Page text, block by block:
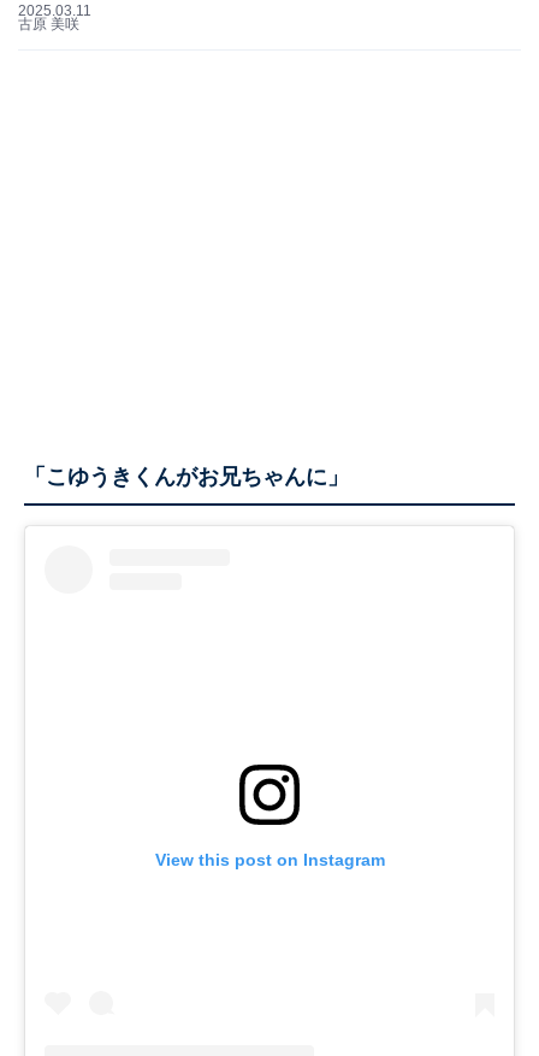
2025.03.11
古原 美咲
「こゆうきくんがお兄ちゃんに」
View this post on Instagram